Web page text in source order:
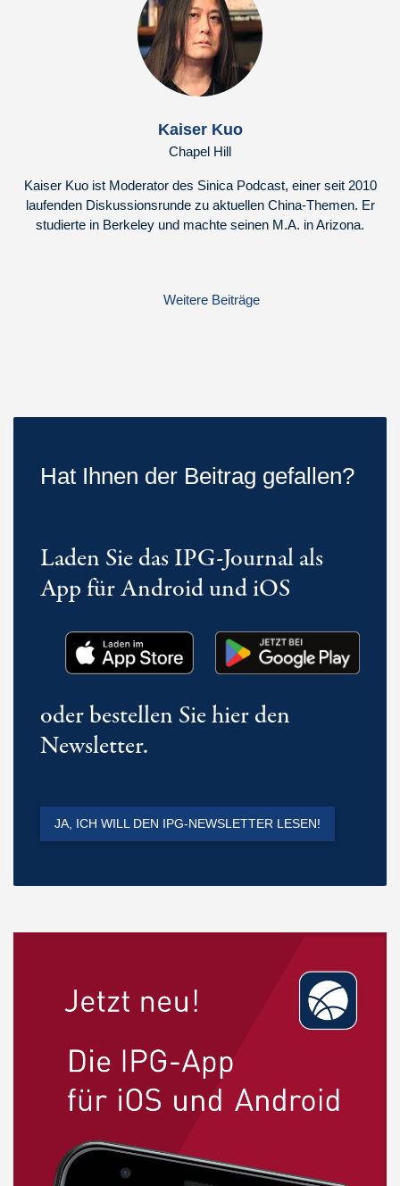
Kaiser Kuo
Chapel Hill
Kaiser Kuo ist Moderator des Sinica Podcast, einer seit 2010
laufenden Diskussionsrunde zu aktuellen China-Themen. Er
studierte in Berkeley und machte seinen M.A. in Arizona.
Weitere Beiträge
Hat Ihnen der Beitrag gefallen?
Laden Sie das IPG-Journal als
App für Android und iOS
oder bestellen Sie hier den
Newsletter.
JA, ICH WILL DEN IPG-NEWSLETTER LESEN!